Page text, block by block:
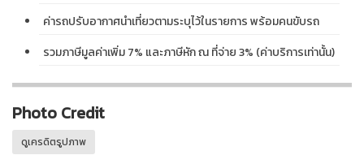
ค่ารถปรับอากาศนำเที่ยวตามระบุไว้ในรายการ พร้อมคนขับรถ
รวมภาษีมูลค่าเพิ่ม 7% และภาษีหัก ณ ที่จ่าย 3% (ค่าบริการเท่านั้น)
Photo Credit
ดูเครดิตรูปภาพ